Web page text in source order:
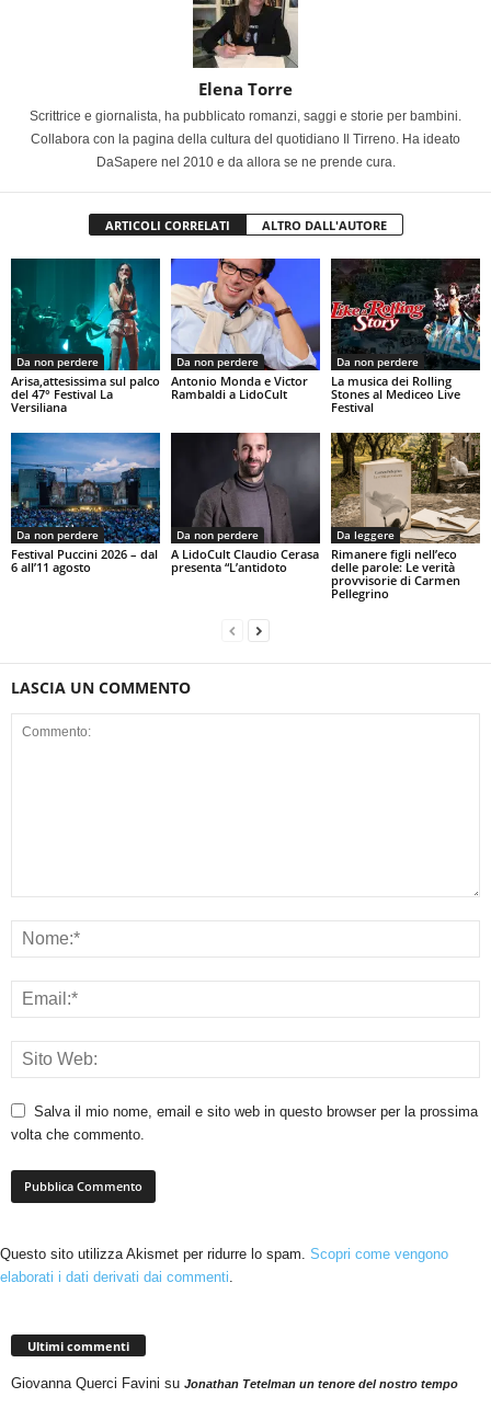
Elena Torre
Scrittrice e giornalista, ha pubblicato romanzi, saggi e storie per bambini.
Collabora con la pagina della cultura del quotidiano Il Tirreno. Ha ideato
DaSapere nel 2010 e da allora se ne prende cura.
ARTICOLI CORRELATI ALTRO DALL'AUTORE
Da non perdere
Arisa,attesissima sul palco
del 47° Festival La
Versiliana
Da non perdere
Antonio Monda e Victor
Rambaldi a LidoCult
Da non perdere
La musica dei Rolling
Stones al Mediceo Live
Festival
Da non perdere
Festival Puccini 2026 – dal
6 all’11 agosto
Da non perdere
A LidoCult Claudio Cerasa
presenta “L’antidoto
Da leggere
Rimanere figli nell’eco
delle parole: Le verità
provvisorie di Carmen
Pellegrino
LASCIA UN COMMENTO
Salva il mio nome, email e sito web in questo browser per la prossima
volta che commento.
Questo sito utilizza Akismet per ridurre lo spam. Scopri come vengono
elaborati i dati derivati dai commenti.
Ultimi commenti
Giovanna Querci Favini su Jonathan Tetelman un tenore del nostro tempo